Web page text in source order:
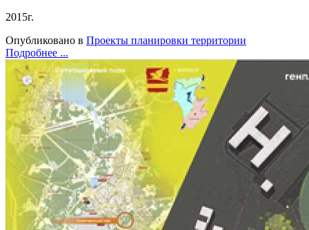
2015г.
Опубликовано в Проекты планировки территории
Подробнее ...